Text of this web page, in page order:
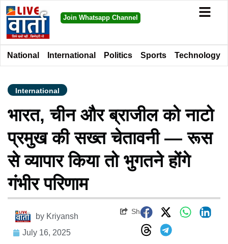
Join Whatsapp Channel
National International Politics Sports Technology
International
भारत, चीन और ब्राजील को नाटो
प्रमुख की सख्त चेतावनी — रूस
से व्यापार किया तो भुगतने होंगे
गंभीर परिणाम
by Kriyansh
July 16, 2025
Share